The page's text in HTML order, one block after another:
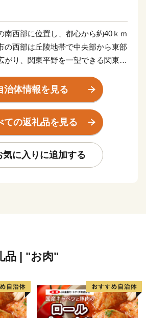
南西部に位置し、都心から約40ｋｍ
の西部は丘陵地帯で中央部から東部
がり、関東平野を一望できる関東百
ます。
清流・高麗川(こまがわ)が蛇行して
んちゃくだ)には、秋には500万本
群生地があります。
んといっても巾着田の曼珠沙華で
年10月より曼珠沙華を「市の花」
治体情報を見る
ての返礼品を見る
気に入りに追加する
品 | "お肉"